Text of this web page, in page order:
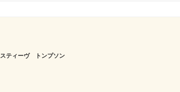
スティーヴ トンプソン